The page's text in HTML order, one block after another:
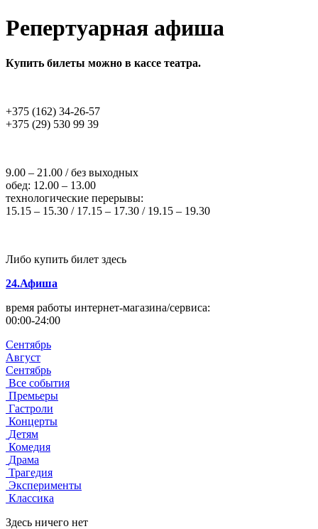
Репертуарная афиша
Купить билеты можно в кассе театра.
+375 (162) 34-26-57
+375 (29) 530 99 39
9.00 – 21.00 / без выходных
обед: 12.00 – 13.00
технологические перерывы:
15.15 – 15.30 / 17.15 – 17.30 / 19.15 – 19.30
Либо купить билет здесь
24.Афиша
время работы интернет-магазина/сервиса:
00:00-24:00
Сентябрь
Август
Сентябрь
Все события
Премьеры
Гастроли
Концерты
Детям
Комедия
Драма
Трагедия
Эксперименты
Классика
Здесь ничего нет